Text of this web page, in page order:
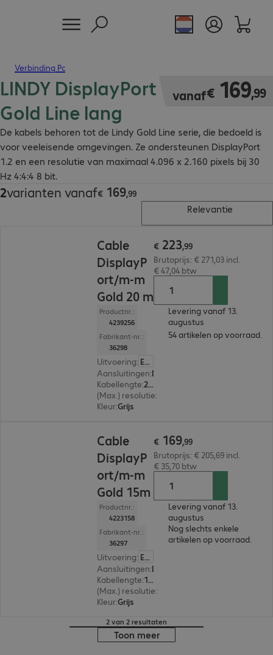
Verbinding Pc
LINDY DisplayPort 1.2 kabel
Gold Line lang
De kabels behoren tot de Lindy Gold Line serie, die bedoeld is
voor veeleisende omgevingen. Ze ondersteunen DisplayPort
1.2 en een resolutie van maximaal 4.096 x 2.160 pixels bij 30
Hz 4:4:4 8 bit.
vanaf€ 169,99
€ 169,99
2varianten vanaf€ 169,99
€ 169,99
Relevantie
Cable
DisplayP
ort/m-m
Gold 20 m
Productnr.:
4239256
Fabrikant-nr.:
36298
Uitvoering: Europa
Aansluitingen:
Kabellengte: 20 m
(Max.) resolutie:
Kleur:Grijs
€ 223,99
Brutoprijs: € 271,03 incl.
€ 47,04 btw
Levering vanaf 13.
augustus
54 artikelen op voorraad.
Cable
DisplayP
ort/m-m
Gold 15m
Productnr.:
4223158
Fabrikant-nr.:
36297
Uitvoering: Europa
Aansluitingen:
Kabellengte: 15 m
(Max.) resolutie:
Kleur:Grijs
€ 169,99
Brutoprijs: € 205,69 incl.
€ 35,70 btw
Levering vanaf 13.
augustus
Nog slechts enkele
artikelen op voorraad.
2 van 2 resultaten
Toon meer